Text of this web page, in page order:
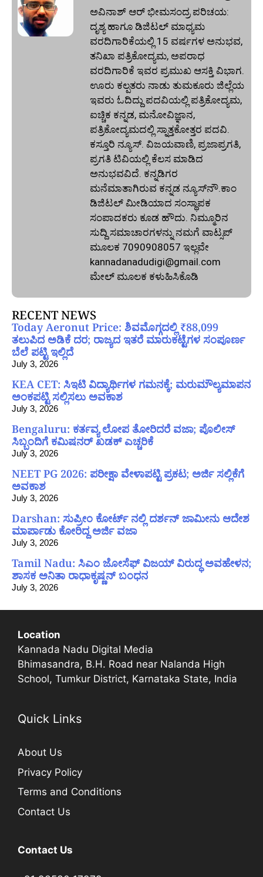
ಅವಿನಾಶ್‌ ಆರ್‌ ಭೀಮಸಂದ್ರ ಪರಿಚಯ:
ದೃಶ್ಯ ಹಾಗೂ ಡಿಜಿಟಲ್ ಮಾಧ್ಯಮ
ವರದಿಗಾರಿಕೆಯಲ್ಲಿ 15 ವರ್ಷಗಳ ಅನುಭವ,
ತನಿಖಾ ಪತ್ರಿಕೋದ್ಯಮ, ಅಪರಾಧ
ವರದಿಗಾರಿಕೆ ಇವರ ಪ್ರಮುಖ ಆಸಕ್ತಿ ವಿಭಾಗ.
ಊರು ಕಲ್ಪತರು ನಾಡು ತುಮಕೂರು ಜಿಲ್ಲೆಯ
ಇವರು ಓದಿದ್ದು ಪದವಿಯಲ್ಲಿ ಪತ್ರಿಕೋದ್ಯಮ,
ಐಚ್ಚಿಕ ಕನ್ನಡ, ಮನೋವಿಜ್ಞಾನ,
ಪತ್ರಿಕೋದ್ಯಮದಲ್ಲಿ ಸ್ನಾತ್ತಕೋತ್ತರ ಪದವಿ.
ಕಸ್ತೂರಿ ನ್ಯೂಸ್‌. ವಿಜಯವಾಣಿ, ಪ್ರಜಾಪ್ರಗತಿ,
ಪ್ರಗತಿ ಟಿವಿಯಲ್ಲಿ ಕೆಲಸ ಮಾಡಿದ
ಅನುಭವವಿದೆ. ಕನ್ನಡಿಗರ
ಮನೆಮಾತಾಗಿರುವ ಕನ್ನಡ ನ್ಯೂಸ್‌ನೌ.ಕಾಂ
ಡಿಜಿಟಲ್‌ ಮೀಡಿಯಾದ ಸಂಸ್ಥಾಪಕ
ಸಂಪಾದಕರು ಕೂಡ ಹೌದು. ನಿಮ್ಮೂರಿನ
ಸುದ್ದಿ ಸಮಾಚಾರಗಳನ್ನು ನಮಗೆ ವಾಟ್ಸಪ್‌
ಮೂಲಕ 7090908057 ಇಲ್ಲವೇ
kannadanadudigi@gmail.com
ಮೇಲ್‌ ಮೂಲಕ ಕಳುಹಿಸಿಕೊಡಿ
RECENT NEWS
Today Aeronut Price: ಶಿವಮೊಗ್ಗದಲ್ಲಿ ₹88,099
ತಲುಪಿದ ಅಡಿಕೆ ದರ; ರಾಜ್ಯದ ಇತರೆ ಮಾರುಕಟ್ಟೆಗಳ ಸಂಪೂರ್ಣ
ಬೆಲೆ ಪಟ್ಟಿ ಇಲ್ಲಿದೆ
July 3, 2026
KEA CET: ಸಿಇಟಿ ವಿದ್ಯಾರ್ಥಿಗಳ ಗಮನಕ್ಕೆ; ಮರುಮೌಲ್ಯಮಾಪನ
ಅಂಕಪಟ್ಟಿ ಸಲ್ಲಿಸಲು ಅವಕಾಶ
July 3, 2026
Bengaluru: ಕರ್ತವ್ಯ ಲೋಪ ತೋರಿದರೆ ವಜಾ; ಪೊಲೀಸ್
ಸಿಬ್ಬಂದಿಗೆ ಕಮಿಷನರ್ ಖಡಕ್ ಎಚ್ಚರಿಕೆ
July 3, 2026
NEET PG 2026: ಪರೀಕ್ಷಾ ವೇಳಾಪಟ್ಟಿ ಪ್ರಕಟ; ಅರ್ಜಿ ಸಲ್ಲಿಕೆಗೆ
ಅವಕಾಶ
July 3, 2026
Darshan: ಸುಪ್ರೀಂ ಕೋರ್ಟ್ ನಲ್ಲಿ ದರ್ಶನ್ ಜಾಮೀನು ಆದೇಶ
ಮಾರ್ಪಾಡು ಕೋರಿದ್ದ ಅರ್ಜಿ ವಜಾ
July 3, 2026
Tamil Nadu: ಸಿಎಂ ಜೋಸೆಫ್ ವಿಜಯ್ ವಿರುದ್ಧ ಅವಹೇಳನ;
ಶಾಸಕ ಅನಿತಾ ರಾಧಾಕೃಷ್ಣನ್ ಬಂಧನ
July 3, 2026
Location
Kannada Nadu Digital Media
Bhimasandra, B.H. Road near Nalanda High
School, Tumkur District, Karnataka State, India
Quick Links
About Us
Privacy Policy
Terms and Conditions
Contact Us
Contact Us